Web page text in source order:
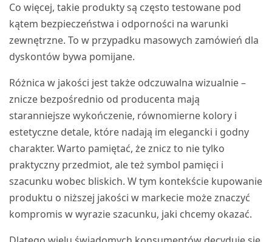
Co więcej, takie produkty są często testowane pod
kątem bezpieczeństwa i odporności na warunki
zewnętrzne. To w przypadku masowych zamówień dla
dyskontów bywa pomijane.
Różnica w jakości jest także odczuwalna wizualnie –
znicze bezpośrednio od producenta mają
staranniejsze wykończenie, równomierne kolory i
estetyczne detale, które nadają im elegancki i godny
charakter. Warto pamiętać, że znicz to nie tylko
praktyczny przedmiot, ale też symbol pamięci i
szacunku wobec bliskich. W tym kontekście kupowanie
produktu o niższej jakości w markecie może znaczyć
kompromis w wyrazie szacunku, jaki chcemy okazać.